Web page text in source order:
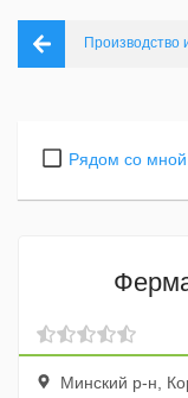
Производство
Рядом со мной
Минский р-н,